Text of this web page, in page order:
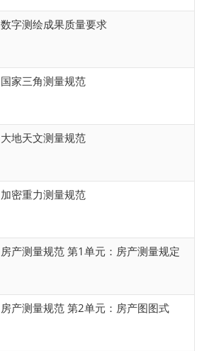
数字测绘成果质量要求
国家三角测量规范
大地天文测量规范
加密重力测量规范
房产测量规范 第1单元：房产测量规定
房产测量规范 第2单元：房产图图式